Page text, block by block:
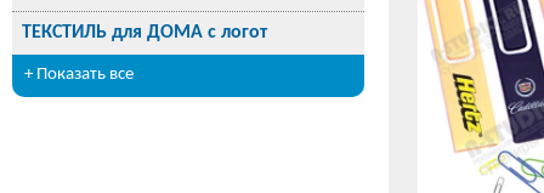
ТЕКСТИЛЬ для ДОМА с логот
+ Показать все